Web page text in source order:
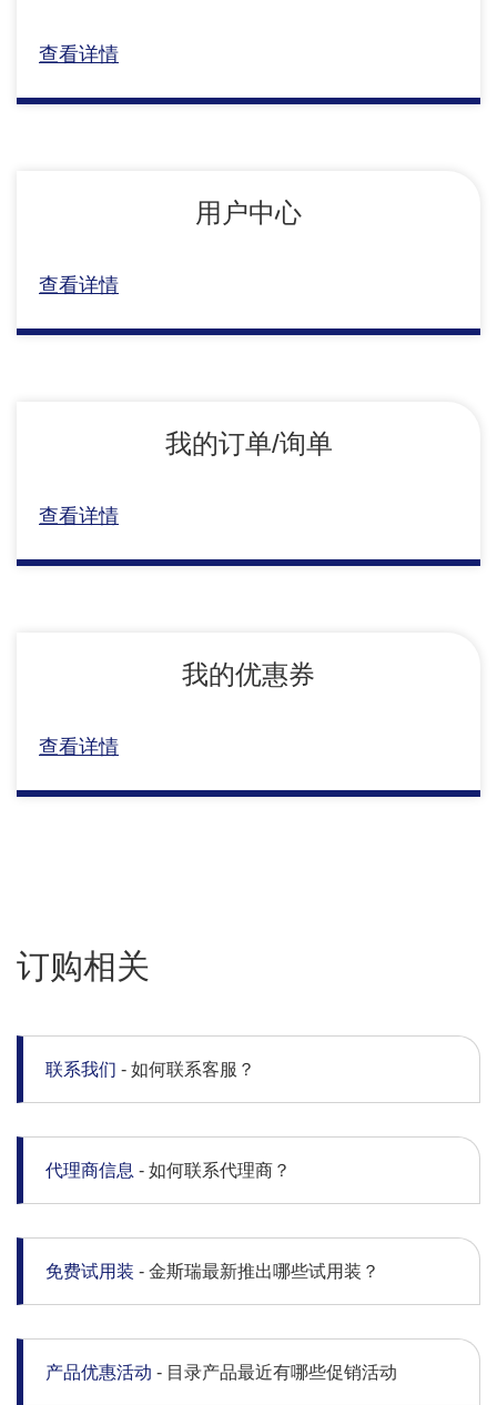
查看详情
用户中心
查看详情
我的订单/询单
查看详情
我的优惠券
查看详情
订购相关
联系我们 - 如何联系客服？
代理商信息 - 如何联系代理商？
免费试用装 - 金斯瑞最新推出哪些试用装？
产品优惠活动 - 目录产品最近有哪些促销活动